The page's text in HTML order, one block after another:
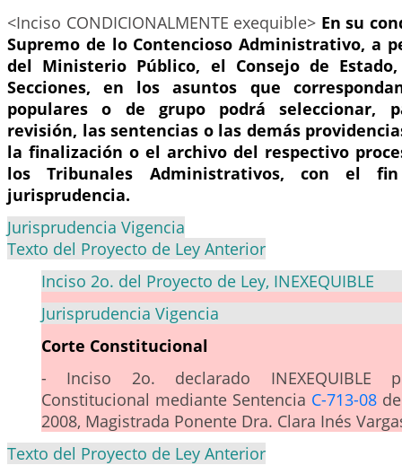
<Inciso CONDICIONALMENTE exequible> En su
Supremo de lo Contencioso Administrativo, a
del Ministerio Público, el Consejo de
Secciones, en los asuntos que
populares o de grupo podrá seleccionar,
revisión, las sentencias o las demás
la finalización o el archivo del respectivo
los Tribunales Administrativos, con el
jurisprudencia.
Jurisprudencia Vigencia
Texto del Proyecto de Ley Anterior
Inciso 2o. del Proyecto de Ley, INEXEQUIBLE
Jurisprudencia Vigencia
Corte Constitucional
- Inciso 2o. declarado INEXEQUIBLE
Constitucional mediante Sentencia C-713-08de
2008, Magistrada Ponente Dra. Clara Inés
Texto del Proyecto de Ley Anterior